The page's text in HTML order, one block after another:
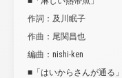
作詞：及川眠子
作曲：尾関昌也
編曲：nishi-ken
■「はいからさんが通る」